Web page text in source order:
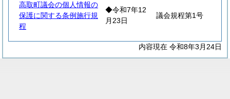
高取町議会の個人情報の
保護に関する条例施行規
程
◆令和7年12
月23日
議会規程第1号
内容現在 令和8年3月24日